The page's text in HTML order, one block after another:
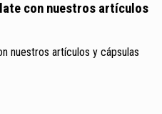
con nuestros artículos
nuestros artículos y cápsulas